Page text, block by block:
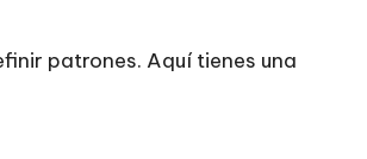
patrones. Aquí tienes una